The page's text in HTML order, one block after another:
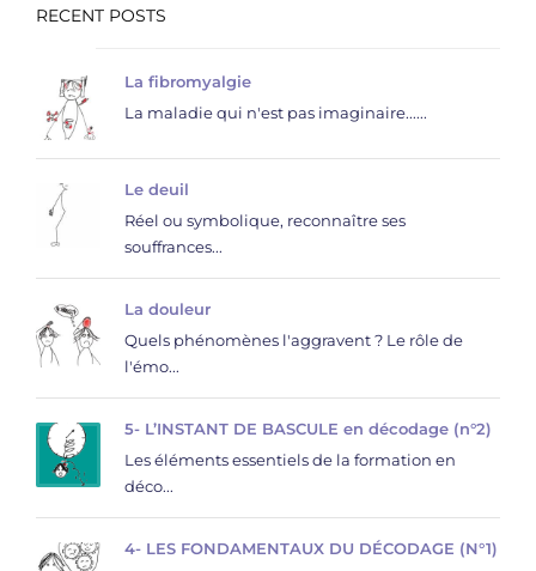
RECENT POSTS
La fibromyalgie
La maladie qui n'est pas imaginaire......
Le deuil
Réel ou symbolique, reconnaître ses
souffrances...
La douleur
Quels phénomènes l'aggravent ? Le rôle de
l'émo...
5- L’INSTANT DE BASCULE en décodage (n°2)
Les éléments essentiels de la formation en
déco...
4- LES FONDAMENTAUX DU DÉCODAGE (N°1)